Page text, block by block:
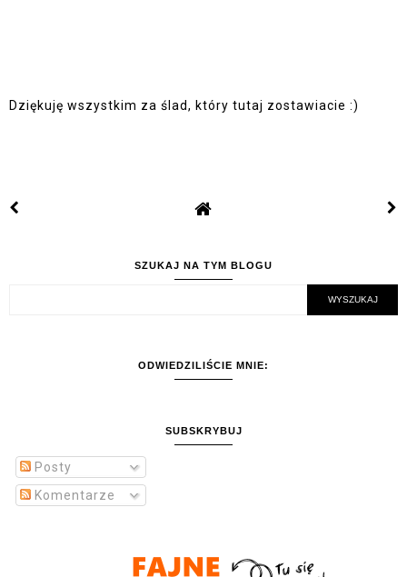
Dziękuję wszystkim za ślad, który tutaj zostawiacie :)
SZUKAJ NA TYM BLOGU
ODWIEDZILIŚCIE MNIE:
SUBSKRYBUJ
Posty
Komentarze